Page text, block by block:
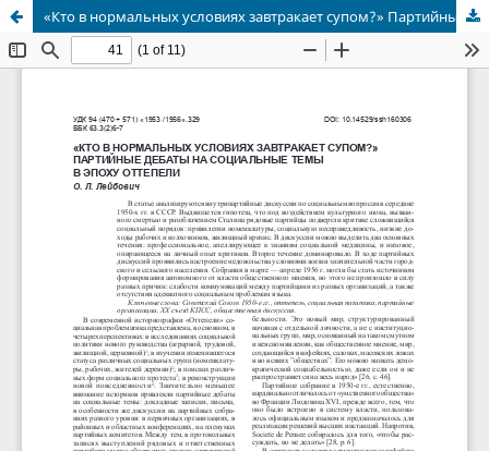
«Кто в нормальных условиях завтракает супом?» Партийные дебаты на социальные темы в эпоху оттепели